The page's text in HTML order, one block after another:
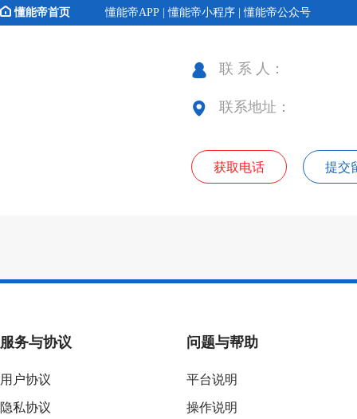
懂能帝首页 懂能帝APP | 懂能帝小程序 | 懂能帝公众号
联 系 人：
联系地址：
获取电话 提交
服务与协议
用户协议
隐私协议
问题与帮助
平台说明
操作说明